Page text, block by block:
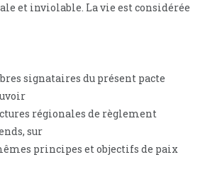
et inviolable. La vie est considérée
signataires du présent pacte
régionales de règlement
sur
principes et objectifs de paix